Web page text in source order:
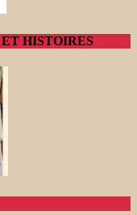
HISTOIRES